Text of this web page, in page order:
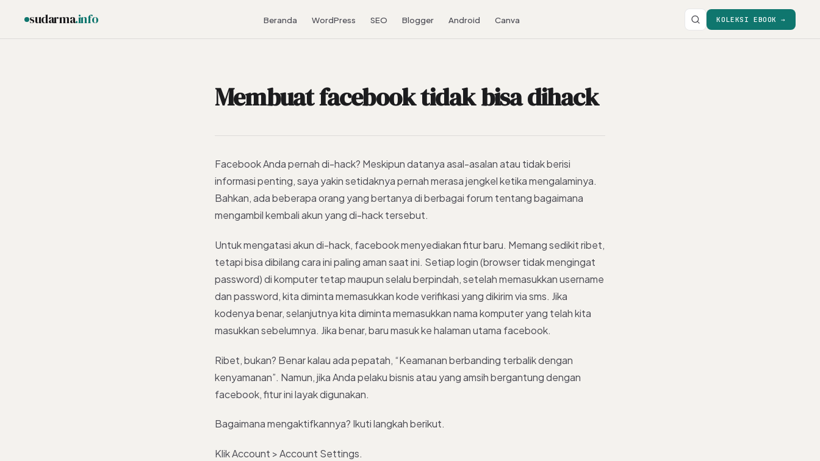
sudarma.info Beranda WordPress SEO Blogger Android Canva KOLEKSI EBOOK →
Membuat facebook tidak bisa dihack
Facebook Anda pernah di-hack? Meskipun datanya asal-asalan atau tidak berisi
informasi penting, saya yakin setidaknya pernah merasa jengkel ketika mengalaminya.
Bahkan, ada beberapa orang yang bertanya di berbagai forum tentang bagaimana
mengambil kembali akun yang di-hack tersebut.
Untuk mengatasi akun di-hack, facebook menyediakan fitur baru. Memang sedikit ribet,
tetapi bisa dibilang cara ini paling aman saat ini. Setiap login (browser tidak mengingat
password) di komputer tetap maupun selalu berpindah, setelah memasukkan username
dan password, kita diminta memasukkan kode verifikasi yang dikirim via sms. Jika
kodenya benar, selanjutnya kita diminta memasukkan nama komputer yang telah kita
masukkan sebelumnya. Jika benar, baru masuk ke halaman utama facebook.
Ribet, bukan? Benar kalau ada pepatah, “Keamanan berbanding terbalik dengan
kenyamanan”. Namun, jika Anda pelaku bisnis atau yang amsih bergantung dengan
facebook, fitur ini layak digunakan.
Bagaimana mengaktifkannya? Ikuti langkah berikut.
Klik Account > Account Settings.